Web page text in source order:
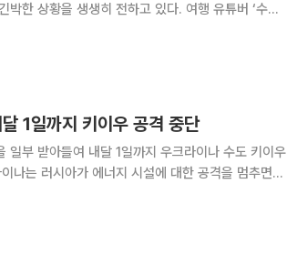
생생히 전하고 있다. 여행 유튜버 ‘수길
대
1일까지 키이우 공격 중단
일부 받아들여 내달 1일까지 우크라이나 수도 키이우
나는 러시아가 에너지 시설에 대한 공격을 멈추면
시간) 기자들에게 우